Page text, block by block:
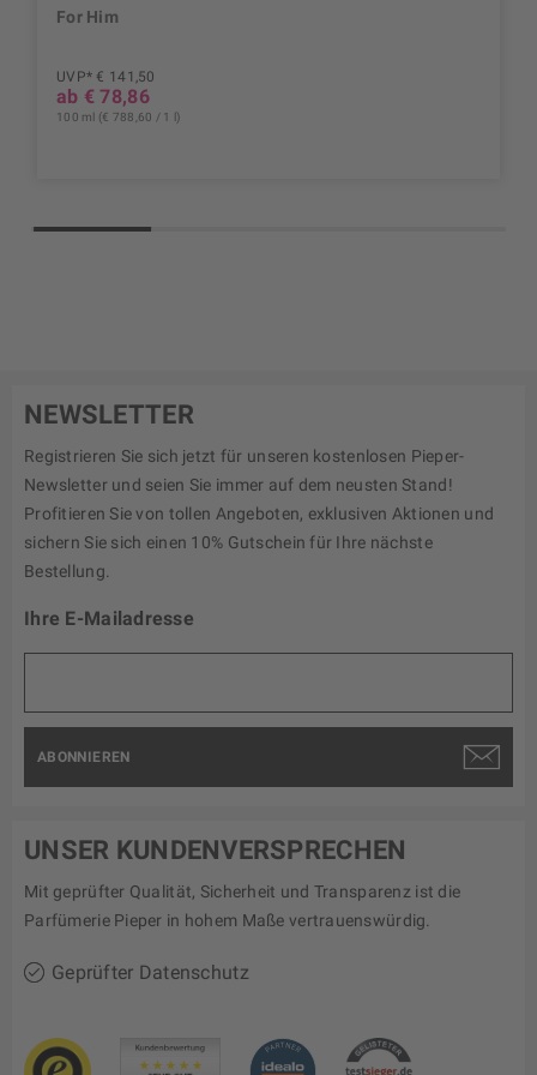
For Him
UVP* € 141,50
ab € 78,86
100 ml (€ 788,60 / 1 l)
NEWSLETTER
Registrieren Sie sich jetzt für unseren kostenlosen Pieper-
Newsletter und seien Sie immer auf dem neusten Stand!
Profitieren Sie von tollen Angeboten, exklusiven Aktionen und
sichern Sie sich einen 10% Gutschein für Ihre nächste
Bestellung.
Ihre E-Mailadresse
ABONNIEREN
UNSER KUNDENVERSPRECHEN
Mit geprüfter Qualität, Sicherheit und Transparenz ist die
Parfümerie Pieper in hohem Maße vertrauenswürdig.
Geprüfter Datenschutz